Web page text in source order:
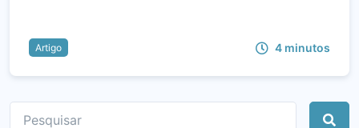
Artigo 4 minutos